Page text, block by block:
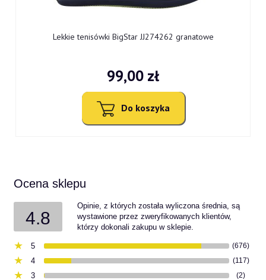
Lekkie tenisówki BigStar JJ274262 granatowe
99,00 zł
Do koszyka
Ocena sklepu
4.8
Opinie, z których została wyliczona średnia, są
wystawione przez zweryfikowanych klientów,
którzy dokonali zakupu w sklepie.
5 (676)
4 (117)
3 (2)